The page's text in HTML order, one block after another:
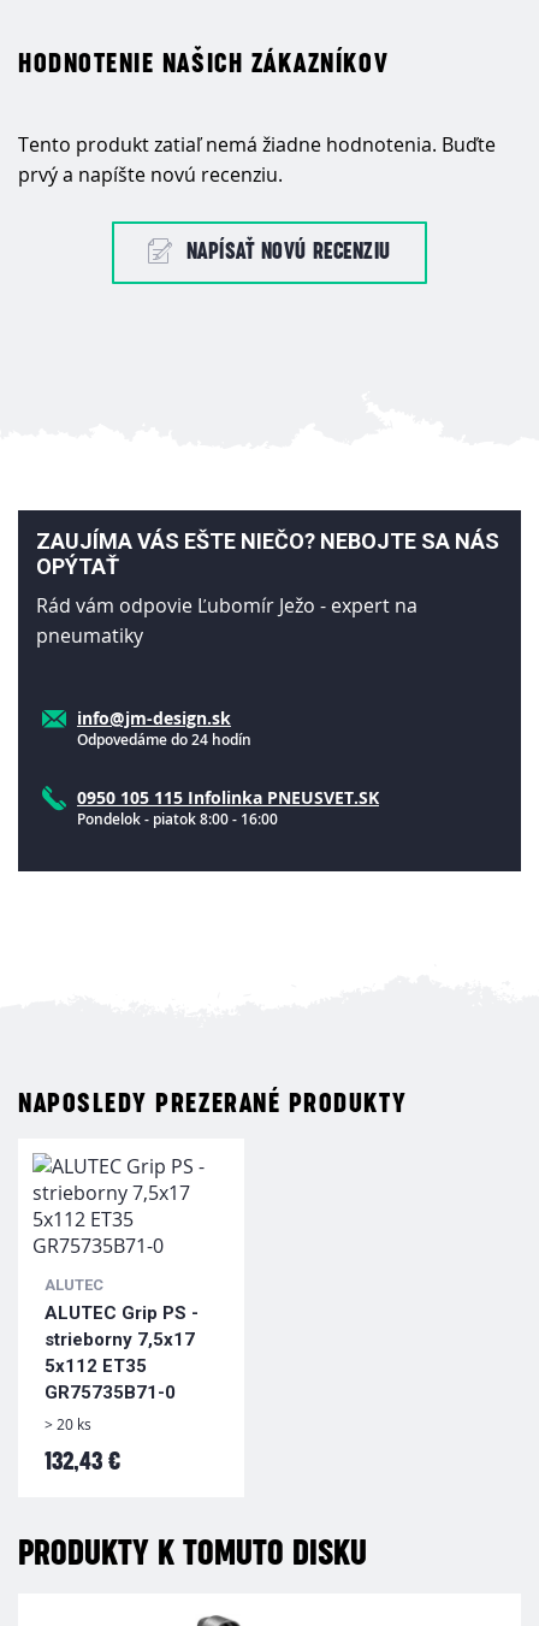
HODNOTENIE NAŠICH ZÁKAZNÍKOV
Tento produkt zatiaľ nemá žiadne hodnotenia. Buďte
prvý a napíšte novú recenziu.
NAPÍSAŤ NOVÚ RECENZIU
ZAUJÍMA VÁS EŠTE NIEČO? NEBOJTE SA NÁS
OPÝTAŤ
Rád vám odpovie Ľubomír Ježo - expert na
pneumatiky
info@jm-design.sk
Odpovedáme do 24 hodín
0950 105 115 Infolinka PNEUSVET.SK
Pondelok - piatok 8:00 - 16:00
NAPOSLEDY PREZERANÉ PRODUKTY
ALUTEC
ALUTEC Grip PS -
strieborny 7,5x17
5x112 ET35
GR75735B71-0
> 20 ks
132,43 €
PRODUKTY K TOMUTO DISKU